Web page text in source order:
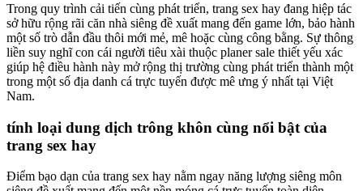
Trong quy trình cải tiến cùng phát triển, trang sex hay đang hiệp tác
sở hữu rộng rãi căn nhà siêng đề xuất mang đến game lớn, bảo hành
một số trò dẫn đầu thôi mới mẻ, mê hoặc cùng công bằng. Sự thông
liền suy nghĩ con cái người tiêu xài thuộc planer sale thiết yếu xác
giúp hệ điều hành này mở rộng thị trường cùng phát triển thành một
trong một số địa danh cá trực tuyến được mê ưng ý nhất tại Việt
Nam.
tính loại dung dịch trông khôn cùng nổi bật của
trang sex hay
Điểm bạo dạn của trang sex hay nằm ngay năng lượng siêng môn